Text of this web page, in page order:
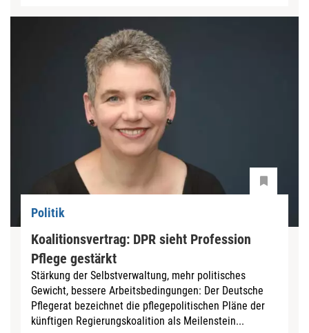
Politik
Koalitionsvertrag: DPR sieht Profession
Pflege gestärkt
Stärkung der Selbstverwaltung, mehr politisches
Gewicht, bessere Arbeitsbedingungen: Der Deutsche
Pflegerat bezeichnet die pflegepolitischen Pläne der
künftigen Regierungskoalition als Meilenstein...